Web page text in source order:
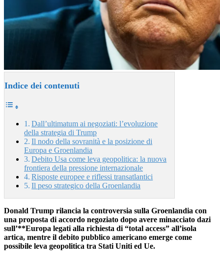
Indice dei contenuti
Dall’ultimatum ai negoziati: l’evoluzione
della strategia di Trump
Il nodo della sovranità e la posizione di
Europa e Groenlandia
Debito Usa come leva geopolitica: la nuova
frontiera della pressione internazionale
Risposte europee e riflessi transatlantici
Il peso strategico della Groenlandia
Donald Trump rilancia la controversia sulla Groenlandia con
una proposta di accordo negoziato dopo avere minacciato dazi
sull’**Europa legati alla richiesta di “total access” all’isola
artica, mentre il debito pubblico americano emerge come
possibile leva geopolitica tra Stati Uniti ed Ue.